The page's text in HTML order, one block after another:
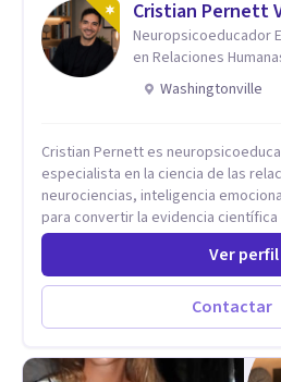
tu ritmo y posibilidades.Cristian Pernett
Neuropsicoeducador
en Relaciones
Washingtonville
Cristian Pernett es
especialista en la ciencia de las
neurociencias, inteligencia
para convertir la evidencia
prácticas que mejoran la forma en
aman, lideran y se comunican. Con más de 20 años de
experiencia, acompaña a personas,
procesos de desarrollo personal y
centra en la regulación emocional,
metodología combina psicología
Ver perfil
Contactar